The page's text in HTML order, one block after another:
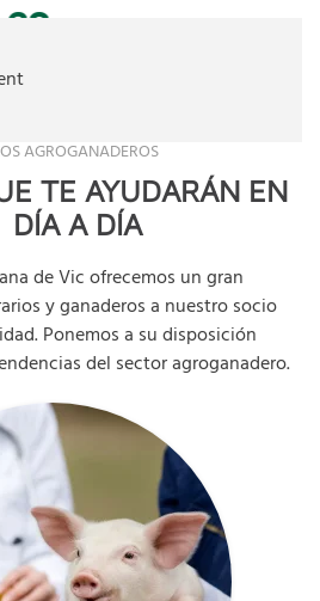
AGROGANADEROS
TE AYUDARÁN EN
DÍA A DÍA
de Vic ofrecemos un gran
y ganaderos a nuestro socio
Ponemos a su disposición
del sector agroganadero.